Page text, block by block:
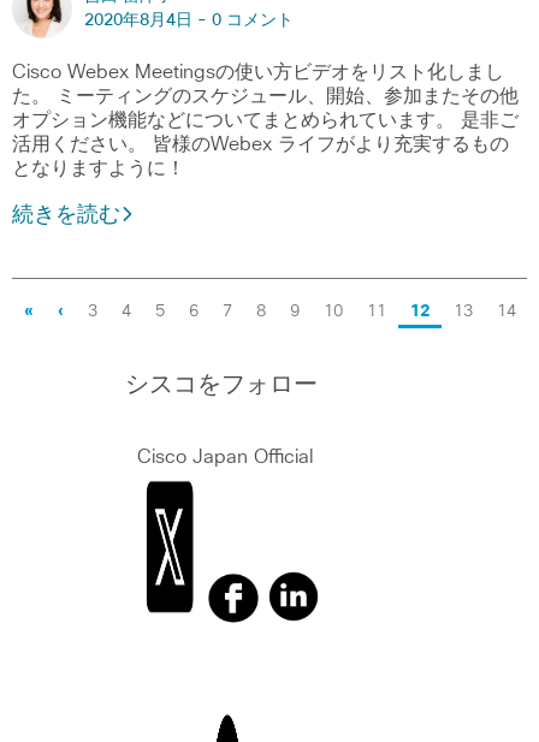
2020年8月4日 - 0 コメント
Cisco Webex Meetingsの使い方ビデオをリスト化しまし
た。 ミーティングのスケジュール、開始、参加またその他
オプション機能などについてまとめられています。 是非ご
活用ください。 皆様のWebex ライフがより充実するもの
となりますように！
続きを読む
« ‹ 3 4 5 6 7 8 9 10 11 12 13 14
シスコをフォロー
Cisco Japan Official